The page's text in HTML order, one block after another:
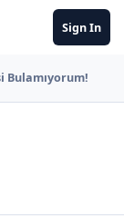
Sign In
Bulamıyorum!